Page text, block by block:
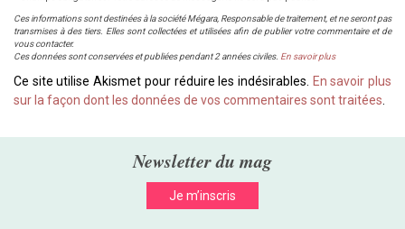
Ces informations sont destinées à la société Mégara, Responsable de traitement, et ne seront pas
transmises à des tiers. Elles sont collectées et utilisées afin de publier votre commentaire et de
vous contacter.
Ces données sont conservées et publiées pendant 2 années civiles. En savoir plus
Ce site utilise Akismet pour réduire les indésirables. En savoir plus
sur la façon dont les données de vos commentaires sont traitées.
Newsletter du mag
Je m’inscris